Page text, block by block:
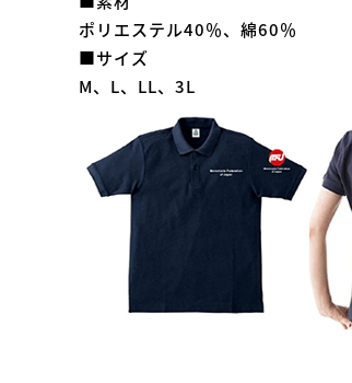
ポリエステル40％、綿60％
■サイズ
M、L、LL、3L